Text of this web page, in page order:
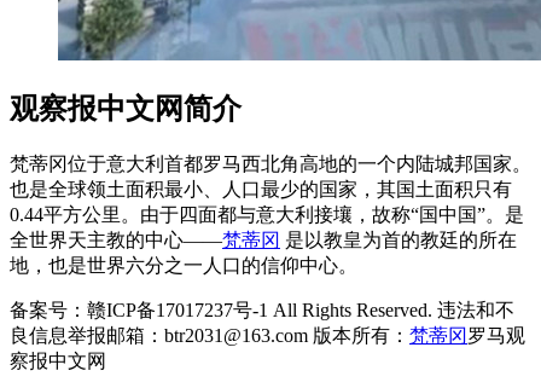
观察报中文网简介
梵蒂冈位于意大利首都罗马西北角高地的一个内陆城邦国家。
也是全球领土面积最小、人口最少的国家，其国土面积只有
0.44平方公里。由于四面都与意大利接壤，故称“国中国”。是
全世界天主教的中心——梵蒂冈 是以教皇为首的教廷的所在
地，也是世界六分之一人口的信仰中心。
备案号：赣ICP备17017237号-1 All Rights Reserved. 违法和不
良信息举报邮箱：btr2031@163.com 版本所有： 梵蒂冈 罗马观
察报中文网